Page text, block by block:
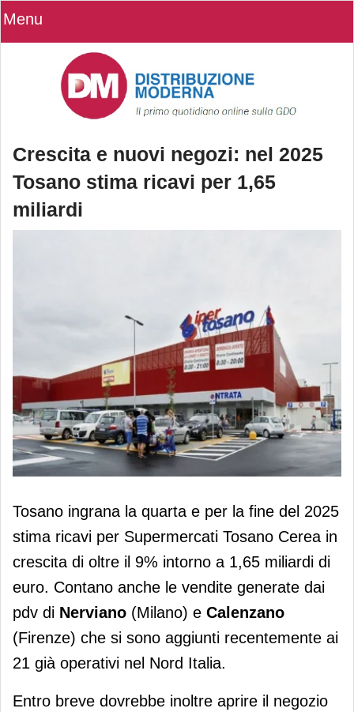
Menu
Crescita e nuovi negozi: nel 2025
Tosano stima ricavi per 1,65
miliardi
Crescita e nuovi negozi: nel 2025
Tosano stima ricavi per 1,65 miliardi
Tosano ingrana la quarta e per la fine del 2025
stima ricavi per Supermercati Tosano Cerea in
crescita di oltre il 9% intorno a 1,65 miliardi di
euro. Contano anche le vendite generate dai
pdv di Nerviano (Milano) e Calenzano
(Firenze) che si sono aggiunti recentemente ai
21 già operativi nel Nord Italia.
Entro breve dovrebbe inoltre aprire il negozio